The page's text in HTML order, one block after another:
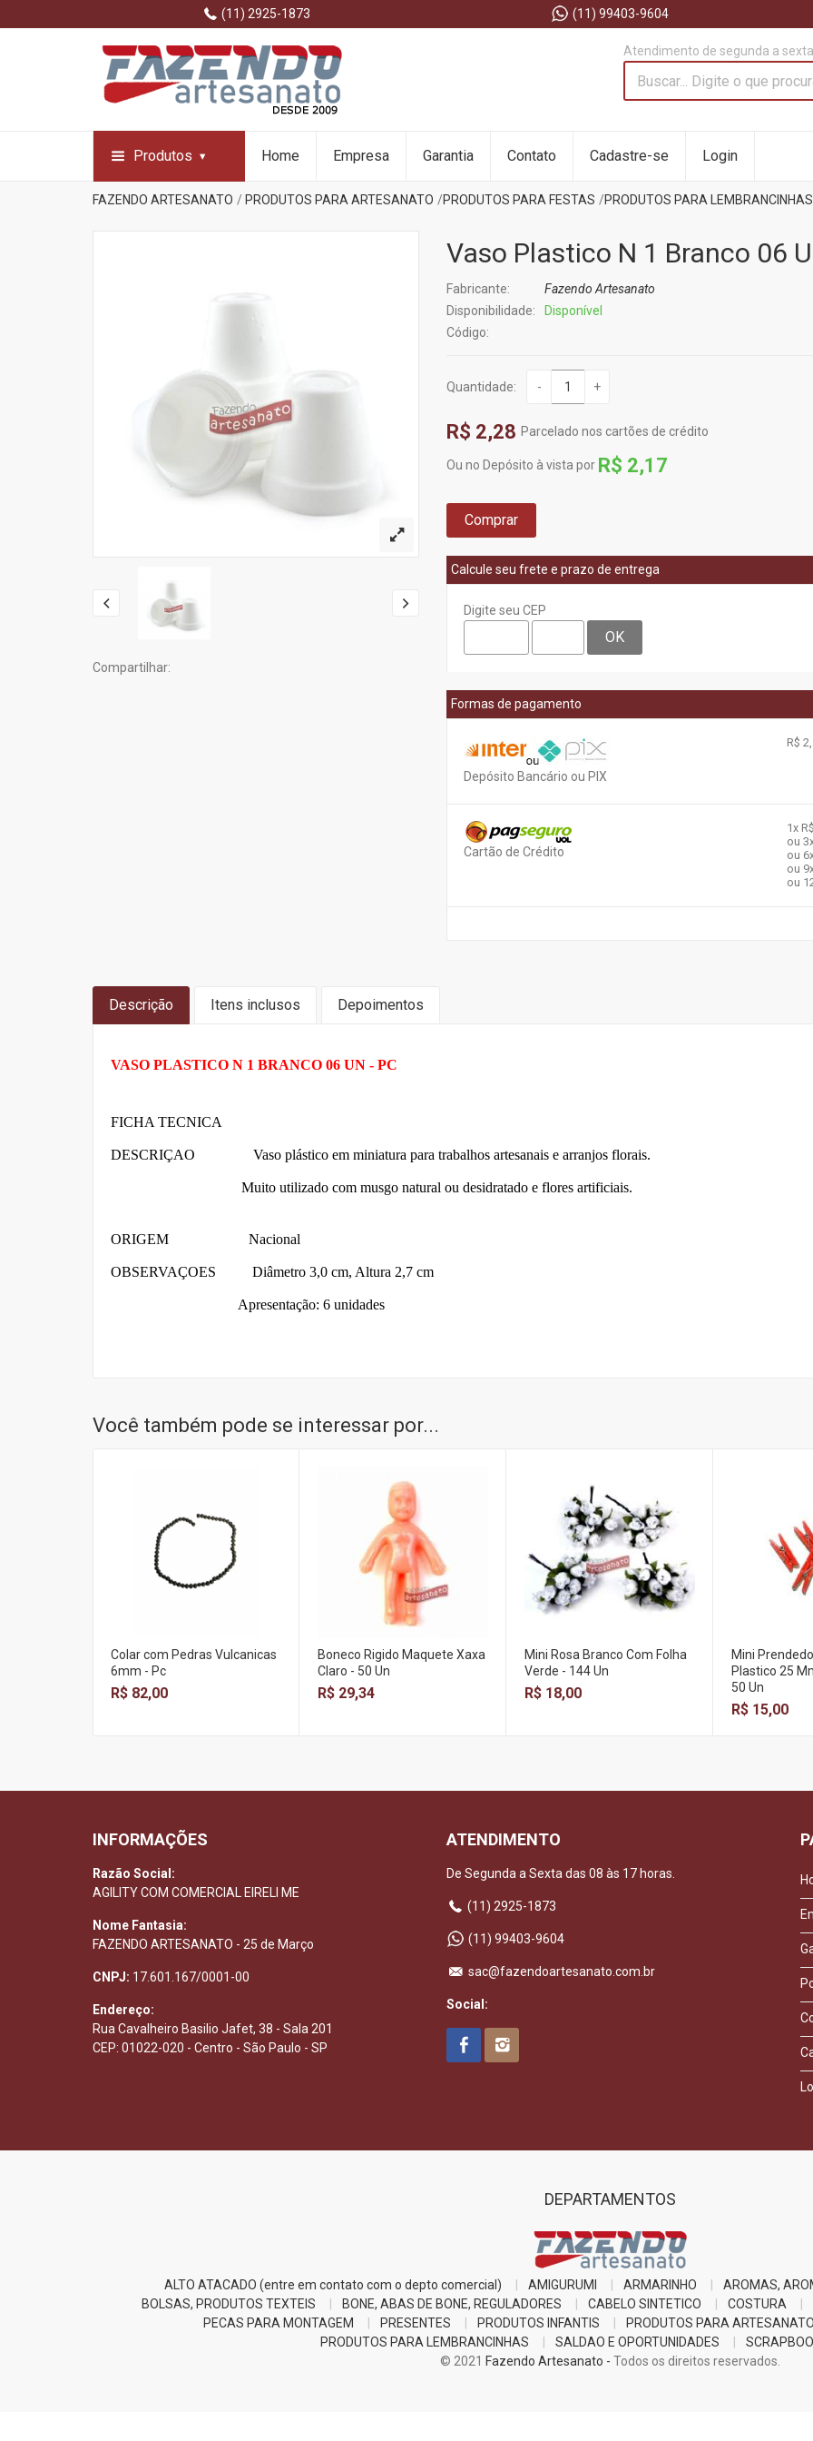
(11) 2925-1873 (11) 99403-9604
Atendimento de segunda a sexta
Produtos Home Empresa Garantia Contato Cadastre-se Login
FAZENDO ARTESANATO PRODUTOS PARA ARTESANATO PRODUTOS PARA FESTAS PRODUTOS PARA LEMBRANCINHAS
Compartilhar:
Vaso Plastico N 1 Branco 06
Fabricante:
Fazendo Artesanato
Disponibilidade:
Disponível
Código:
Quantidade: - +
R$ 2,28 Parcelado nos cartões de crédito
Ou no Depósito à vista por R$ 2,17
Comprar
Calcule seu frete e prazo de entrega
Digite seu CEP
OK
Formas de pagamento
Depósito Bancário ou PIX
R$
Cartão de Crédito
1x
ou
ou
ou
ou
Descrição Itens inclusos Depoimentos
VASO PLASTICO N 1 BRANCO 06 UN - PC
FICHA TECNICA
DESCRIÇAO Vaso plástico em miniatura para trabalhos artesanais e arranjos florais.
Muito utilizado com musgo natural ou desidratado e flores artificiais.
ORIGEM Nacional
OBSERVAÇOES Diâmetro 3,0 cm, Altura 2,7 cm
Apresentação: 6 unidades
Você também pode se interessar por...
Colar com Pedras Vulcanicas
6mm - Pc
R$ 82,00
Boneco Rigido Maquete Xaxa
Claro - 50 Un
R$ 29,34
Mini Rosa Branco Com Folha
Verde - 144 Un
R$ 18,00
Mini
Plastico 25
50 Un
R$ 15,00
INFORMAÇÕES
Razão Social:
AGILITY COM COMERCIAL EIRELI ME
Nome Fantasia:
FAZENDO ARTESANATO - 25 de Março
CNPJ: 17.601.167/0001-00
Endereço:
Rua Cavalheiro Basilio Jafet, 38 - Sala 201
CEP: 01022-020 - Centro - São Paulo - SP
ATENDIMENTO
De Segunda a Sexta das 08 às 17 horas.
(11) 2925-1873
(11) 99403-9604
sac@fazendoartesanato.com.br
Social:
DEPARTAMENTOS
ALTO ATACADO (entre em contato com o depto comercial) AMIGURUMI ARMARINHO AROMAS,
BOLSAS, PRODUTOS TEXTEIS
BONE, ABAS DE BONE, REGULADORES CABELO SINTETICO COSTURA
PECAS PARA MONTAGEM
PRESENTES PRODUTOS INFANTIS PRODUTOS PARA ARTESANATO
PRODUTOS PARA LEMBRANCINHAS
SALDAO E OPORTUNIDADES
© 2021 Fazendo Artesanato - Todos os direitos reservados.